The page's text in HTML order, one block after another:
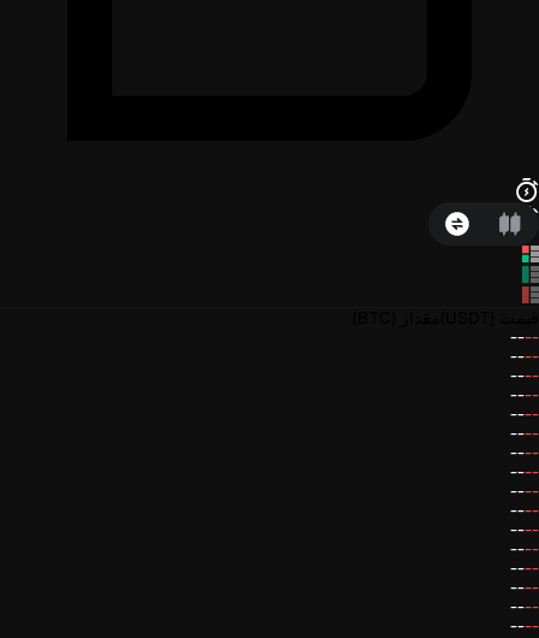
--
--
--
--
--
--
--
--
--
--
--
--
--
--
--
--
--
--
--
--
--
--
--
--
--
--
--
--
--
--
--
--